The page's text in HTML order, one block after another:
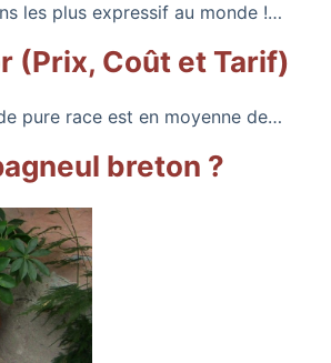
les plus expressif au monde !…
(Prix, Coût et Tarif)
pure race est en moyenne de…
breton ?